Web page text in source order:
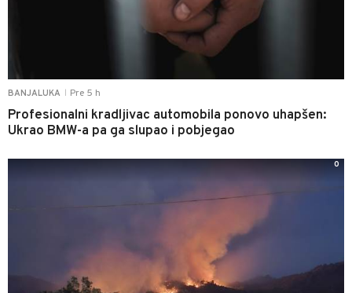
BANJALUKA Pre 5 h
Profesionalni kradljivac automobila ponovo uhapšen:
Ukrao BMW-a pa ga slupao i pobjegao
0